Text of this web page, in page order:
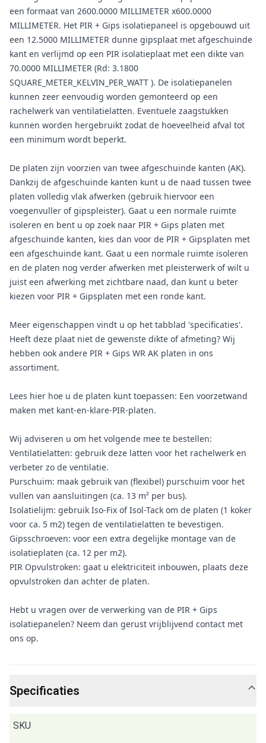
een formaat van 2600.0000 MILLIMETER x600.0000
MILLIMETER. Het PIR + Gips isolatiepaneel is opgebouwd uit
een 12.5000 MILLIMETER dunne gipsplaat met afgeschuinde
kant en verlijmd op een PIR isolatieplaat met een dikte van
70.0000 MILLIMETER (Rd: 3.1800
SQUARE_METER_KELVIN_PER_WATT ). De isolatiepanelen
kunnen zeer eenvoudig worden gemonteerd op een
rachelwerk van ventilatielatten. Eventuele zaagstukken
kunnen worden hergebruikt zodat de hoeveelheid afval tot
een minimum wordt beperkt.
De platen zijn voorzien van twee afgeschuinde kanten (AK).
Dankzij de afgeschuinde kanten kunt u de naad tussen twee
platen volledig vlak afwerken (gebruik hiervoor een
voegenvuller of gipspleister). Gaat u een normale ruimte
isoleren en bent u op zoek naar PIR + Gips platen met
afgeschuinde kanten, kies dan voor de PIR + Gipsplaten met
een afgeschuinde kant. Gaat u een normale ruimte isoleren
en de platen nog verder afwerken met pleisterwerk of wilt u
juist een afwerking met zichtbare naad, dan kunt u beter
kiezen voor PIR + Gipsplaten met een ronde kant.
Meer eigenschappen vindt u op het tabblad 'specificaties'.
Heeft deze plaat niet de gewenste dikte of afmeting? Wij
hebben ook andere PIR + Gips WR AK platen in ons
assortiment.
Lees hier hoe u de platen kunt toepassen: Een voorzetwand
maken met kant-en-klare-PIR-platen.
Wij adviseren u om het volgende mee te bestellen:
Ventilatielatten: gebruik deze latten voor het rachelwerk en
verbeter zo de ventilatie.
Purschuim: maak gebruik van (flexibel) purschuim voor het
vullen van aansluitingen (ca. 13 m² per bus).
Isolatielijm: gebruik Iso-Fix of Isol-Tack om de platen (1 koker
voor ca. 5 m2) tegen de ventilatielatten te bevestigen.
Gipsschroeven: voor een extra degelijke montage van de
isolatieplaten (ca. 12 per m2).
PIR Opvulstroken: gaat u elektriciteit inbouwen, plaats deze
opvulstroken dan achter de platen.
Hebt u vragen over de verwerking van de PIR + Gips
isolatiepanelen? Neem dan gerust vrijblijvend contact met
ons op.
Specificaties
SKU